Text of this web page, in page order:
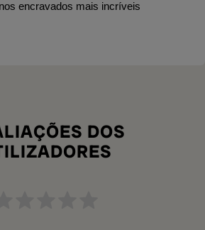
encravados mais incríveis
DOS